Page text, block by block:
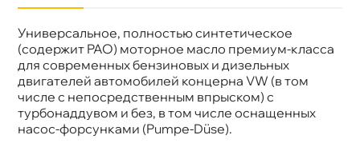
Универсальное, полностью синтетическое
(содержит PAO) моторное масло премиум-класса
для современных бензиновых и дизельных
двигателей автомобилей концерна VW (в том
числе с непосредственным впрыском) с
турбонаддувом и без, в том числе оснащенных
насос-форсунками (Pumpe-Düse).
язкость
5W-30
Бренд
Тип масла
Синтетика
Допуски
VW 504.00; VW 507.00; MB 229.51; BMW LL-04
Спецификации
ACEA C3
Объем
1л
Артикул
4057/7715/7000
Применение
Двигатель